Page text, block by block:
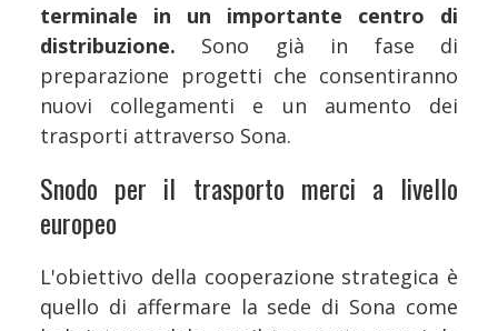
terminale in un importante centro di
distribuzione. Sono già in fase di
preparazione progetti che consentiranno
nuovi collegamenti e un aumento dei
trasporti attraverso Sona.
Snodo per il trasporto merci a livello
europeo
L'obiettivo della cooperazione strategica è
quello di affermare la sede di Sona come